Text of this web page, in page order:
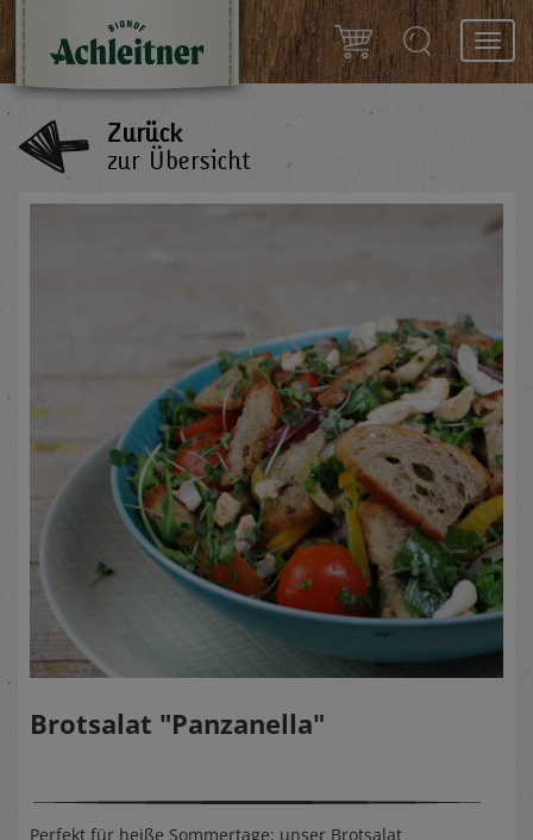
Zurück
zur Übersicht
Brotsalat "Panzanella"
Perfekt für heiße Sommertage: unser Brotsalat